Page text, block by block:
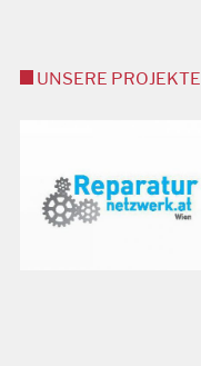
UNSERE PROJEKTE